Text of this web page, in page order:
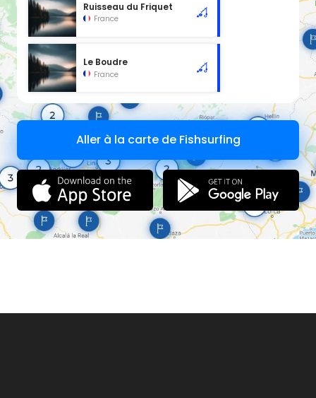
Ruisseau du Friquet
France
Le Boudre
France
Aller à la carte de Fishsurfing